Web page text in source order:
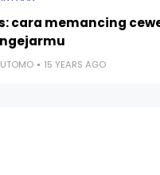
cara memancing
15 YEARS AGO